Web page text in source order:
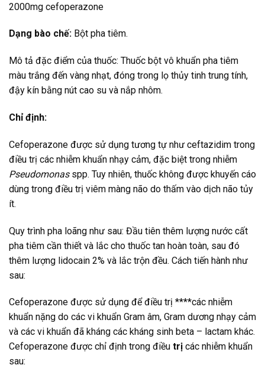
2000mg cefoperazone
Dạng bào chế: Bột pha tiêm.
Mô tả đặc điểm của thuốc: Thuốc bột vô khuẩn pha tiêm
màu trắng đến vàng nhạt, đóng trong lọ thủy tinh trung tính,
đậy kín bằng nút cao su và nắp nhôm.
Chỉ định:
Cefoperazone được sử dụng tương tự như ceftazidim trong
điều trị các nhiễm khuẩn nhạy cảm, đặc biệt trong nhiễm
Pseudomonasspp. Tuy nhiên, thuốc không được khuyến cáo
dùng trong điều trị viêm màng não do thấm vào dịch não tủy
ít.
Quy trình pha loãng như sau: Đầu tiên thêm lượng nước cất
pha tiêm cần thiết và lắc cho thuốc tan hoàn toàn, sau đó
thêm lượng lidocain 2% và lắc trộn đều. Cách tiến hành như
sau:
Cefoperazone được sử dụng để điều trị ****các nhiễm
khuẩn nặng do các vi khuẩn Gram âm, Gram dương nhạy cảm
và các vi khuẩn đã kháng các kháng sinh beta – lactam khác.
Cefoperazone được chỉ định trong điều trị các nhiễm khuẩn
sau: